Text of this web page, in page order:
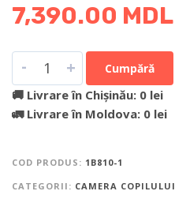
7,390.00 MDL
- + Cumpără
🚚 Livrare în Chișinău: 0 lei
🚛 Livrare în Moldova: 0 lei
COD PRODUS: 1B810-1
CATEGORII: CAMERA COPILULUI